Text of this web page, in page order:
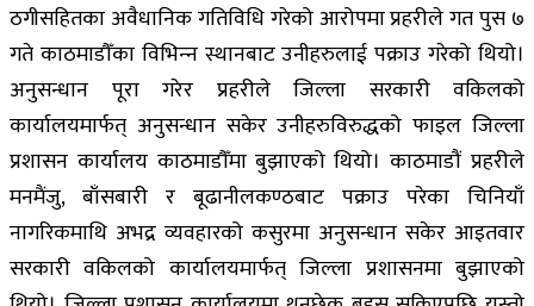
ठगीसहितका अवैधानिक गतिविधि गरेको आरोपमा प्रहरीले गत पुस ७
गते काठमाडौँका विभिन्‍न स्थानबाट उनीहरुलाई पक्राउ गरेको थियो।
अनुसन्धान पूरा गरेर प्रहरीले जिल्ला सरकारी वकिलको
कार्यालयमार्फत् अनुसन्धान सकेर उनीहरुविरुद्धको फाइल जिल्ला
प्रशासन कार्यालय काठमाडौँमा बुझाएको थियो। काठमाडौं प्रहरीले
मनमैंजु, बाँसबारी र बूढानीलकण्ठबाट पक्राउ परेका चिनियाँ
नागरिकमाथि अभद्र व्यवहारको कसुरमा अनुसन्धान सकेर आइतवार
सरकारी वकिलको कार्यालयमार्फत् जिल्ला प्रशासनमा बुझाएको